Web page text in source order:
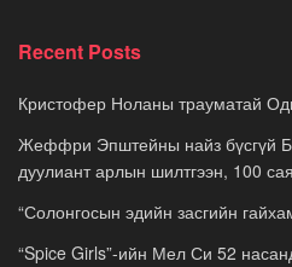
Recent Posts
Кристофер Ноланы трауматай
Жеффри Эпштейны найз бүсгүй
дуулиант арлын шилтгээн, 100
“Солонгосын эдийн засгийн
“Spice Girls”-ийн Мел Си 52